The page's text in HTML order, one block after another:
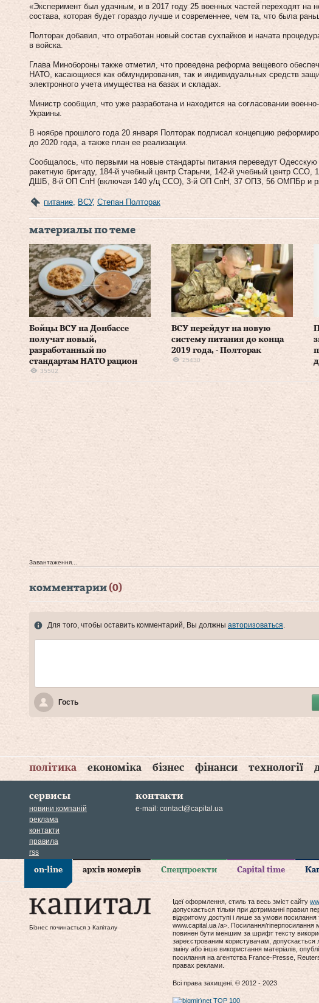
«Эксперимент был удачным, и в 2017 году 25 военных частей переходят на
состава, которая будет гораздо лучше и современнее, чем та, что была
Полторак добавил, что отработан новый состав сухпайков и начата
в войска.
Глава Минобороны также отметил, что проведена реформа вещевого
НАТО, касающиеся как обмундирования, так и индивидуальных средств
электронного учета имущества на базах и складах.
Министр сообщил, что уже разработана и находится на согласовании
Украины.
В ноябре прошлого года 20 января Полторак подписал концепцию
до 2020 года, а также план ее реализации.
Сообщалось, что первыми на новые стандарты питания переведут
ракетную бригаду, 184-й учебный центр Старычи, 142-й учебный центр ССО,
ДШБ, 8-й ОП СпН (включая 140 у/ц ССО), 3-й ОП СпН, 37 ОПЗ, 56 ОМПБр и
питание ВСУ, Степан Полторак
материалы по теме
Бойцы ВСУ на Донбассе
получат новый,
разработанный по
стандартам НАТО рацион
35502
ВСУ перейдут на новую
систему питания до конца
2019 года, - Полторак
25430
Завантаження...
комментарии (0)
Для того, чтобы оставить комментарий, Вы должны авторизоваться
Гость
політика економіка бізнес фінанси технології
сервисы
новини компаній
реклама
контакти
правила
rss
контакти
e-mail: contact@capital.ua
on-line архів номерів Спецпроекти Capital time
Бізнес починається з Капіталу
Ідеї оформлення, стиль та весь зміст сайту
допускається тільки при дотриманні правил
відкритому доступі і лише за умови
www.capital.ua /a>. Посилання/гіперпосилання
повинен бути меншим за шрифт тексту
зареєстрованим користувачам, допускається
зміну або інше використання матеріалів,
посилання на агентства France-Presse,
правах реклами.
Всі права захищені. © 2012 - 2023